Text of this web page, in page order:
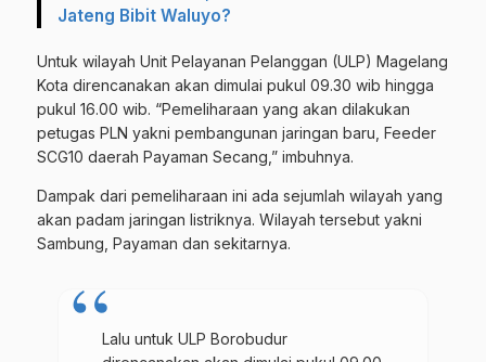
Jateng Bibit Waluyo?
Untuk wilayah Unit Pelayanan Pelanggan (ULP) Magelang
Kota direncanakan akan dimulai pukul 09.30 wib hingga
pukul 16.00 wib. “Pemeliharaan yang akan dilakukan
petugas PLN yakni pembangunan jaringan baru, Feeder
SCG10 daerah Payaman Secang,” imbuhnya.
Dampak dari pemeliharaan ini ada sejumlah wilayah yang
akan padam jaringan listriknya. Wilayah tersebut yakni
Sambung, Payaman dan sekitarnya.
Lalu untuk ULP Borobudur